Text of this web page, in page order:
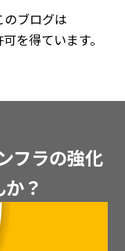
のブログは
を得ています。
フラの強化
？